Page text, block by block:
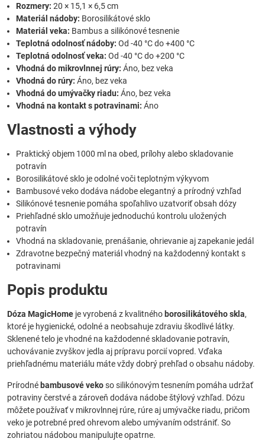
Rozmery: 20 × 15,1 × 6,5 cm
Materiál nádoby: Borosilikátové sklo
Materiál veka: Bambus a silikónové tesnenie
Teplotná odolnosť nádoby: Od -40 °C do +400 °C
Teplotná odolnosť veka: Od -40 °C do +200 °C
Vhodná do mikrovlnnej rúry: Áno, bez veka
Vhodná do rúry: Áno, bez veka
Vhodná do umývačky riadu: Áno, bez veka
Vhodná na kontakt s potravinami: Áno
Vlastnosti a výhody
Praktický objem 1000 ml na obed, prílohy alebo skladovanie
potravín
Borosilikátové sklo je odolné voči teplotným výkyvom
Bambusové veko dodáva nádobe elegantný a prírodný vzhľad
Silikónové tesnenie pomáha spoľahlivo uzatvoriť obsah dózy
Priehľadné sklo umožňuje jednoduchú kontrolu uložených
potravín
Vhodná na skladovanie, prenášanie, ohrievanie aj zapekanie jedál
Zdravotne bezpečný materiál vhodný na každodenný kontakt s
potravinami
Popis produktu
Dóza MagicHome je vyrobená z kvalitného borosilikátového skla,
ktoré je hygienické, odolné a neobsahuje zdraviu škodlivé látky.
Sklenené telo je vhodné na každodenné skladovanie potravín,
uchovávanie zvyškov jedla aj prípravu porcií vopred. Vďaka
priehľadnému materiálu máte vždy dobrý prehľad o obsahu nádoby.
Prírodné bambusové vekoso silikónovým tesnením pomáha udržať
potraviny čerstvé a zároveň dodáva nádobe štýlový vzhľad. Dózu
môžete používať v mikrovlnnej rúre, rúre aj umývačke riadu, pričom
veko je potrebné pred ohrevom alebo umývaním odstrániť. So
zohriatou nádobou manipulujte opatrne.